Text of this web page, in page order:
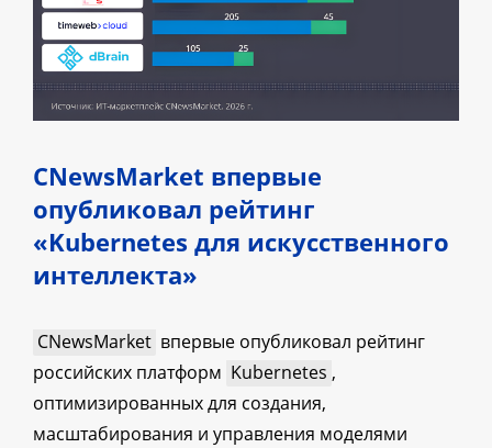
CNewsMarket впервые
опубликовал рейтинг
«Kubernetes для искусственного
интеллекта»
CNewsMarket впервые опубликовал рейтинг
российских платформ Kubernetes ,
оптимизированных для создания,
масштабирования и управления моделями